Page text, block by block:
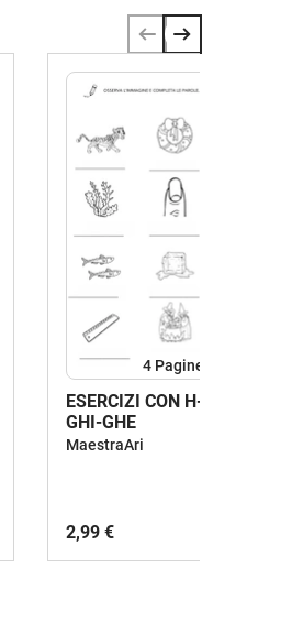
4 Pagine
ESERCIZI CON H-CHI-CHE-
GHI-GHE
MaestraAri
2,99 €